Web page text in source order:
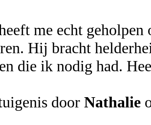
me echt
Hij bracht
die ik nodig had.
door Nathalie